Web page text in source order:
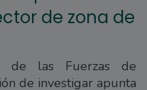
de zona de
de las Fuerzas de
de investigar apunta